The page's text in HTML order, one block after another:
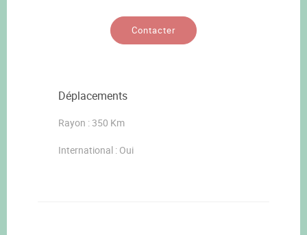
Contacter
Déplacements
Rayon : 350 Km
International : Oui